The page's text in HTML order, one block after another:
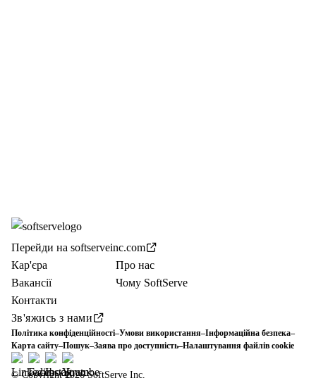
Перейди на softserveinc.com
Кар'єра
Вакансії
Про нас
Чому SoftServe
Контакти
Зв'яжись з нами
Політика конфіденційності–Умови використання–Інформаційна безпека–
Карта сайту–Пошук–Заява про доступність–Налаштування файлів cookie
© Copyright 2026 SoftServe Inc.